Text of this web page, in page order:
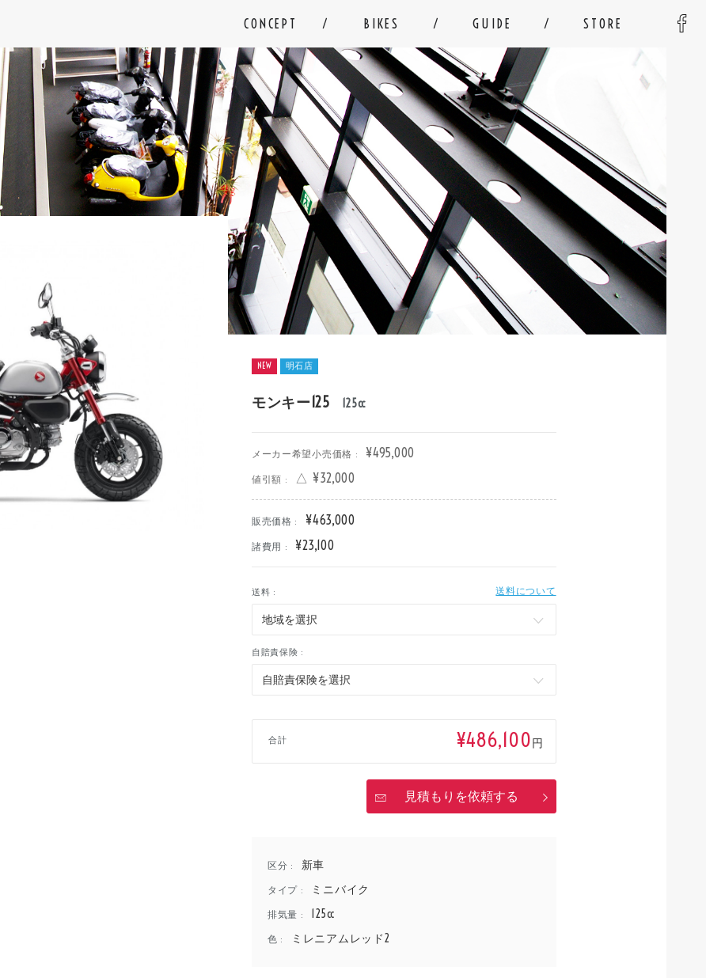
CONCEPT BIKES GUIDE STORE
NEW 明石店
モンキー125 125cc
メーカー希望小売価格 : ¥495,000
値引額 : △ ¥32,000
販売価格 : ¥463,000
諸費用 : ¥23,100
送料 : 送料について
自賠責保険 :
合計 ¥486,100円
見積もりを依頼する
区分 : 新車
タイプ : ミニバイク
排気量 : 125cc
色 : ミレニアムレッド2
中古車 明石店